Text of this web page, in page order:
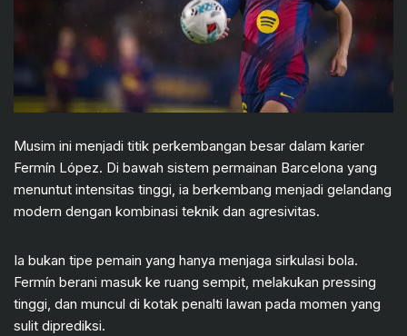
Musim ini menjadi titik perkembangan besar dalam karier
Fermín López. Di bawah sistem permainan Barcelona yang
menuntut intensitas tinggi, ia berkembang menjadi gelandang
modern dengan kombinasi teknik dan agresivitas.
Ia bukan tipe pemain yang hanya menjaga sirkulasi bola.
Fermín berani masuk ke ruang sempit, melakukan pressing
tinggi, dan muncul di kotak penalti lawan pada momen yang
sulit diprediksi.